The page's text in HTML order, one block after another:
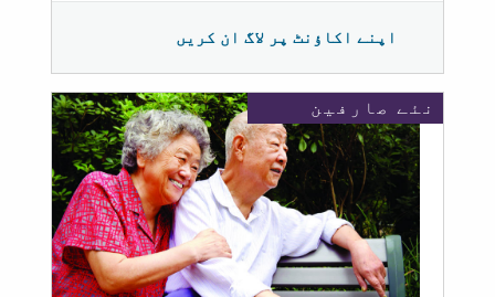
اپنے اکاؤنٹ پر لاگ ان کریں
نئے صارفین